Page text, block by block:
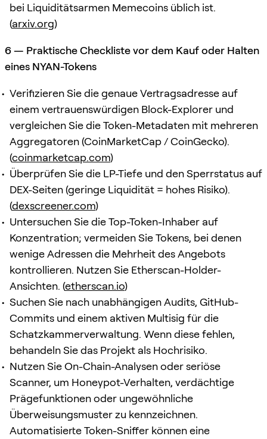
bei Liquiditätsarmen Memecoins üblich ist.
(arxiv.org)
6 — Praktische Checkliste vor dem Kauf oder Halten
eines NYAN-Tokens
Verifizieren Sie die genaue Vertragsadresse auf
einem vertrauenswürdigen Block-Explorer und
vergleichen Sie die Token-Metadaten mit mehreren
Aggregatoren (CoinMarketCap / CoinGecko).
(coinmarketcap.com)
Überprüfen Sie die LP-Tiefe und den Sperrstatus auf
DEX-Seiten (geringe Liquidität = hohes Risiko).
(dexscreener.com)
Untersuchen Sie die Top-Token-Inhaber auf
Konzentration; vermeiden Sie Tokens, bei denen
wenige Adressen die Mehrheit des Angebots
kontrollieren. Nutzen Sie Etherscan-Holder-
Ansichten. (etherscan.io)
Suchen Sie nach unabhängigen Audits, GitHub-
Commits und einem aktiven Multisig für die
Schatzkammerverwaltung. Wenn diese fehlen,
behandeln Sie das Projekt als Hochrisiko.
Nutzen Sie On-Chain-Analysen oder seriöse
Scanner, um Honeypot-Verhalten, verdächtige
Prägefunktionen oder ungewöhnliche
Überweisungsmuster zu kennzeichnen.
Automatisierte Token-Sniffer können eine